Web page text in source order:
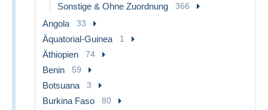
Sonstige & Ohne Zuordnung 366
Angola 33
Äquatorial-Guinea 1
Äthiopien 74
Benin 59
Botsuana 3
Burkina Faso 80